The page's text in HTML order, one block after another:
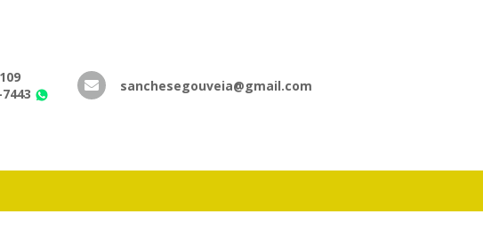
WhatsApp
sanchesegouveia@gmail.com